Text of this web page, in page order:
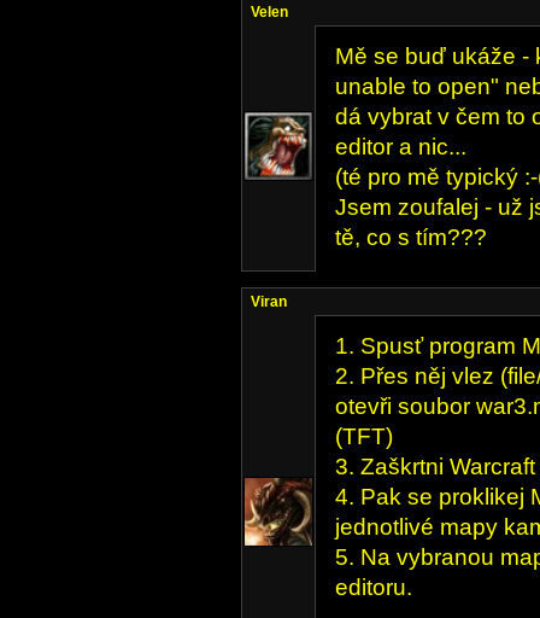
Velen
Mě se buď ukáže -
unable to open"
dá vybrat v čem to
editor a nic...
(té pro mě typický
Jsem zoufalej - už
tě, co s tím???
Viran
1. Spusť program
2. Přes něj vlez
otevři soubor
(TFT)
3. Zaškrtni
4. Pak se proklikej
jednotlivé mapy
5. Na vybranou
editoru.